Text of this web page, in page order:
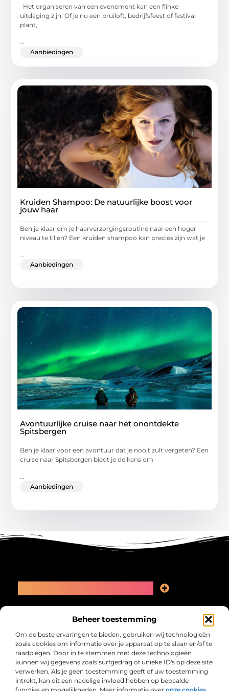
Beheer toestemming
Om de beste ervaringen te bieden, gebruiken wij technologieën
zoals cookies om informatie over je apparaat op te slaan en/of te
raadplegen. Door in te stemmen met deze technologieën
kunnen wij gegevens zoals surfgedrag of unieke ID's op deze site
verwerken. Als je geen toestemming geeft of uw toestemming
intrekt, kan dit een nadelige invloed hebben op bepaalde
Het organiseren van een evenement kan een flinke
uitdaging zijn. Of je nu een bruiloft, bedrijfsfeest of festival
plant,
Aanbiedingen
Kruiden Shampoo: De natuurlijke boost voor
jouw haar
Ben je klaar om je haarverzorgingsroutine naar een hoger
niveau te tillen? Een kruiden shampoo kan precies zijn wat je
...
Aanbiedingen
Avontuurlijke cruise naar het onontdekte
Spitsbergen
Ben je klaar voor een avontuur dat je nooit zult vergeten? Een
cruise naar Spitsbergen biedt je de kans om
Aanbiedingen